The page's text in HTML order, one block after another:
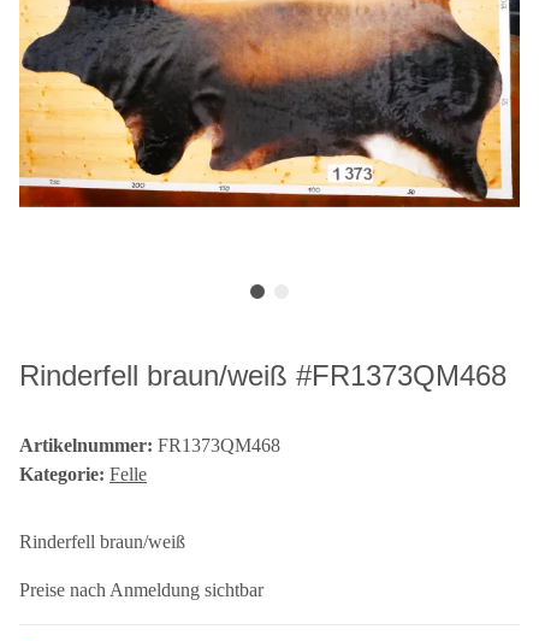
Rinderfell braun/weiß #FR1373QM468
Artikelnummer: FR1373QM468
Kategorie: Felle
Rinderfell braun/weiß
Preise nach Anmeldung sichtbar